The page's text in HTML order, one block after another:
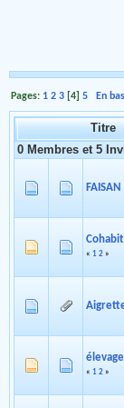
Pages: 1 2 3 [4]5 En bas
Titre
0 Membres et 5
« 1 2 »
« 1 2 »